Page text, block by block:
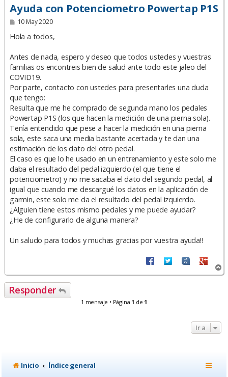
Ayuda con Potenciometro Powertap P1S
M
n
j
e
10 May 2020
Hola a todos,
Antes de nada, espero y deseo que todos ustedes y vuestras
familias os encontreis bien de salud ante todo este jaleo del
COVID19.
Por parte, contacto con ustedes para presentarles una duda
que tengo:
Resulta que me he comprado de segunda mano los pedales
Powertap P1S (los que hacen la medición de una pierna sola).
Tenía entendido que pese a hacer la medición en una pierna
sola, este saca una media bastante acertada y te dan una
estimación de los dato del otro pedal.
El caso es que lo he usado en un entrenamiento y este solo me
daba el resultado del pedal izquierdo (el que tiene el
potenciometro) y no me sacaba el dato del segundo pedal, al
igual que cuando me descargué los datos en la aplicación de
garmin, este solo me da el resultado del pedal izquierdo.
¿Alguien tiene estos mismo pedales y me puede ayudar?
¿He de configurarlo de alguna manera?
Un saludo para todos y muchas gracias por vuestra ayuda!!
r
Responder
1 mensaje • Página 1 de 1
Ir a
Inicio Índice general